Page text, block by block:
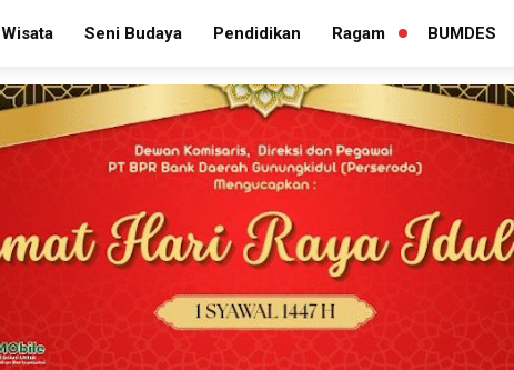
Wisata Seni Budaya Pendidikan Ragam
PERLUAS
BUMDES